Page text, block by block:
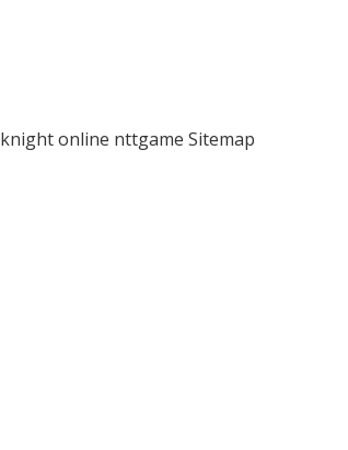
knight online nttgame Sitemap